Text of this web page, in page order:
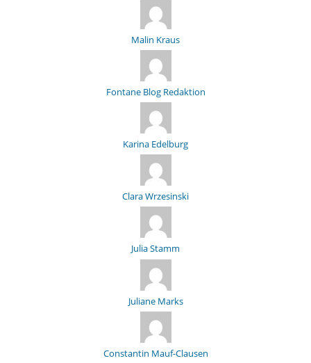
Malin Kraus
Fontane Blog Redaktion
Karina Edelburg
Clara Wrzesinski
Julia Stamm
Juliane Marks
Constantin Mauf-Clausen